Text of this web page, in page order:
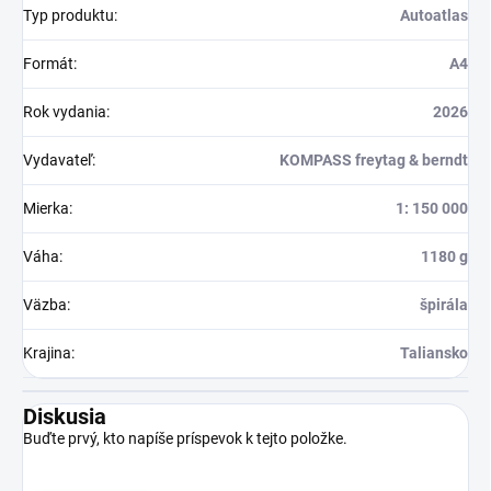
Typ produktu: Autoatlas
Formát: A4
Rok vydania: 2026
Vydavateľ: KOMPASS freytag & berndt
Mierka: 1: 150 000
Váha: 1180 g
Väzba: špirála
Krajina: Taliansko
Diskusia
Buďte prvý, kto napíše príspevok k tejto položke.